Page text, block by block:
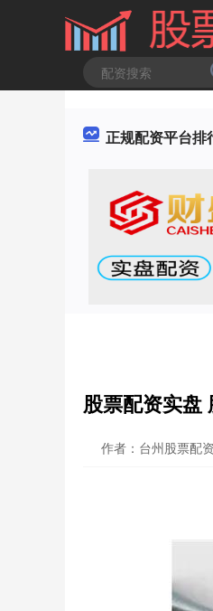
正规配资平台排
股票配资实盘
作者：台州股票配资